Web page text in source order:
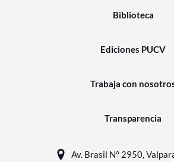
Biblioteca
Ediciones PUCV
Trabaja con
Transparencia
Av. Brasil N° 2950,